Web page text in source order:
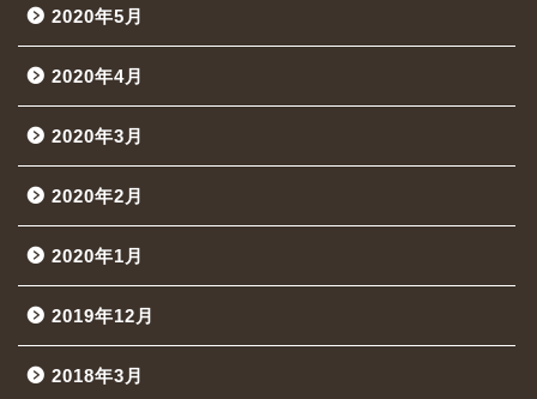
2020年5月
2020年4月
2020年3月
2020年2月
2020年1月
2019年12月
2018年3月